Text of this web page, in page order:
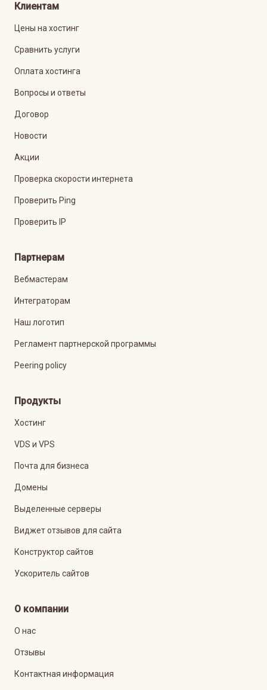
Клиентам
Цены на хостинг
Сравнить услуги
Оплата хостинга
Вопросы и ответы
Договор
Новости
Акции
Проверка скорости интернета
Проверить Ping
Проверить IP
Партнерам
Вебмастерам
Интеграторам
Наш логотип
Регламент партнерской программы
Peering policy
Продукты
Хостинг
VDS и VPS
Почта для бизнеса
Домены
Выделенные серверы
Виджет отзывов для сайта
Конструктор сайтов
Ускоритель сайтов
О компании
О нас
Отзывы
Контактная информация